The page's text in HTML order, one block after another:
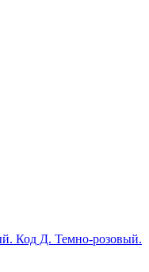
Код Д. Темно-розовый.